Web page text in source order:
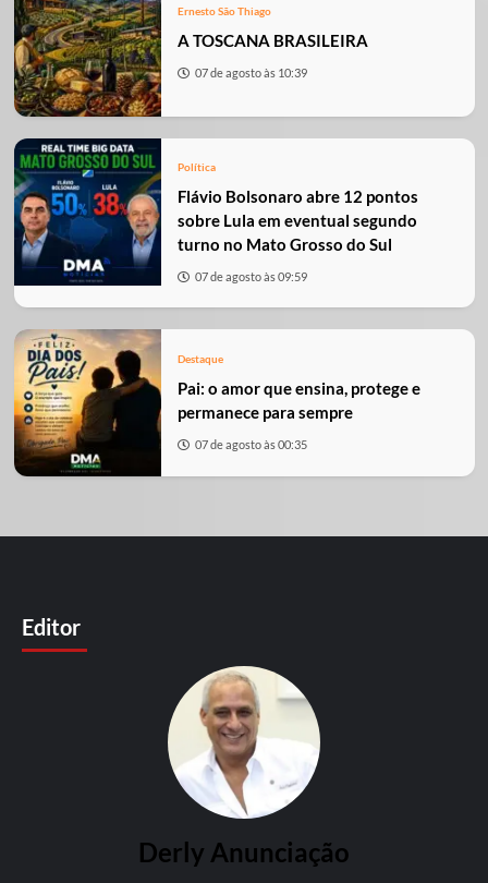
Ernesto São Thiago
A TOSCANA BRASILEIRA
07 de agosto às 10:39
Política
Flávio Bolsonaro abre 12 pontos
sobre Lula em eventual segundo
turno no Mato Grosso do Sul
07 de agosto às 09:59
Destaque
Pai: o amor que ensina, protege e
permanece para sempre
07 de agosto às 00:35
Editor
Derly Anunciação